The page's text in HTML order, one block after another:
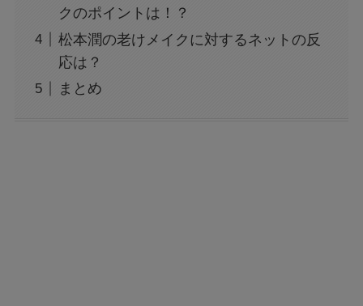
クのポイントは！？
松本潤の老けメイクに対するネットの反
応は？
まとめ